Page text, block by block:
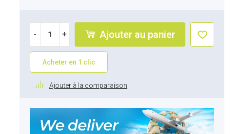
- + Ajouter au panier
Acheter en 1 clic
Ajouter à la comparaison